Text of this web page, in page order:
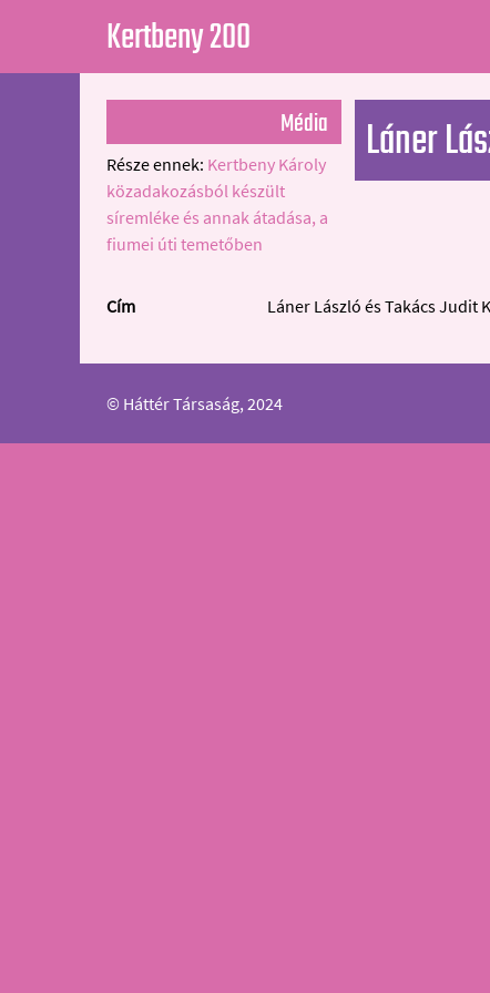
Kertbeny 200
Láner
Média
Része ennek: Kertbeny Károly
közadakozásból készült
síremléke és annak átadása, a
fiumei úti temetőben
Cím Láner László és Takács Judit
© Háttér Társaság, 2024